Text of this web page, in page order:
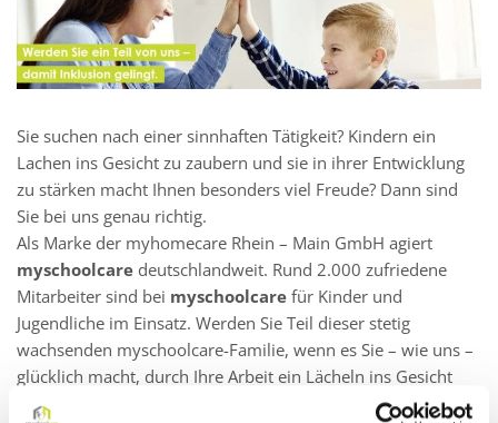
Sie suchen nach einer sinnhaften Tätigkeit? Kindern ein
Lachen ins Gesicht zu zaubern und sie in ihrer Entwicklung
zu stärken macht Ihnen besonders viel Freude? Dann sind
Sie bei uns genau richtig.
Als Marke der myhomecare Rhein – Main GmbH agiert
myschoolcare deutschlandweit. Rund 2.000 zufriedene
Mitarbeiter sind bei myschoolcare für Kinder und
Jugendliche im Einsatz. Werden Sie Teil dieser stetig
wachsenden myschoolcare-Familie, wenn es Sie – wie uns –
glücklich macht, durch Ihre Arbeit ein Lächeln ins Gesicht
eines Kindes zu zaubern.